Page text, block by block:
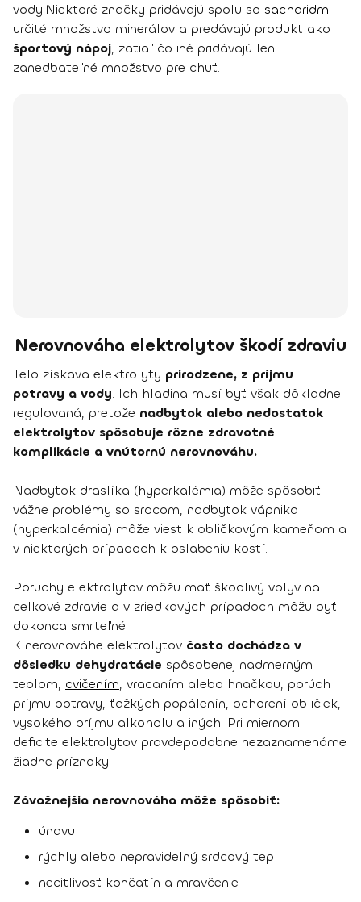
vody.Niektoré značky pridávajú spolu so sacharidmi
určité množstvo minerálov a predávajú produkt ako
športový nápoj, zatiaľ čo iné pridávajú len
zanedbateľné množstvo pre chuť.
Nerovnováha elektrolytov škodí zdraviu
Telo získava elektrolyty prirodzene, z príjmu
potravy a vody. Ich hladina musí byť však dôkladne
regulovaná, pretože nadbytok alebo nedostatok
elektrolytov spôsobuje rôzne zdravotné
komplikácie a vnútornú nerovnováhu.
Nadbytok draslíka (hyperkalémia) môže spôsobiť
vážne problémy so srdcom, nadbytok vápnika
(hyperkalcémia) môže viesť k obličkovým kameňom a
v niektorých prípadoch k oslabeniu kostí.
Poruchy elektrolytov môžu mať škodlivý vplyv na
celkové zdravie a v zriedkavých prípadoch môžu byť
dokonca smrteľné.
K nerovnováhe elektrolytov často dochádza v
dôsledku dehydratácie spôsobenej nadmerným
teplom, cvičením, vracaním alebo hnačkou, porúch
príjmu potravy, ťažkých popálenín, ochorení obličiek,
vysokého príjmu alkoholu a iných. Pri miernom
deficite elektrolytov pravdepodobne nezaznamenáme
žiadne príznaky.
Závažnejšia nerovnováha môže spôsobiť:
únavu
rýchly alebo nepravidelný srdcový tep
necitlivosť končatín a mravčenie